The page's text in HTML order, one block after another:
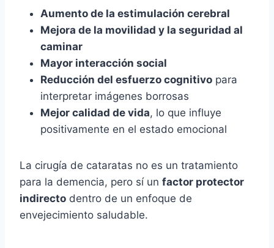
Aumento de la estimulación cerebral
Mejora de la movilidad y la seguridad al
caminar
Mayor interacción social
Reducción del esfuerzo cognitivo para
interpretar imágenes borrosas
Mejor calidad de vida, lo que influye
positivamente en el estado emocional
La cirugía de cataratas no es un tratamiento
para la demencia, pero sí un factor protector
indirecto dentro de un enfoque de
envejecimiento saludable.